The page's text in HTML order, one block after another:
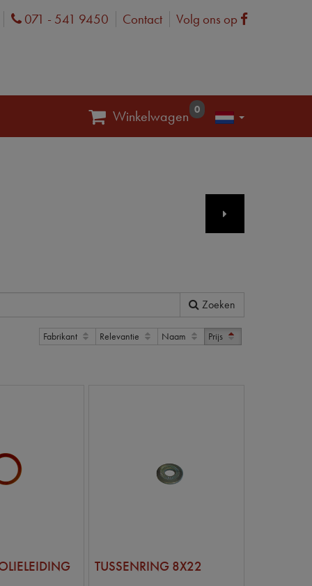
Phone
071 - 541 9450 Contact Volg ons op Facebook
Winkelwagen 0
Zoeken
Fabrikant Relevantie Naam Prijs
TUSSENRING 8X22